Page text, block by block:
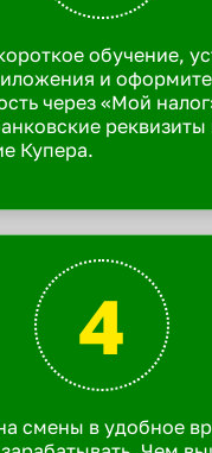
обучение,
и оформите
через «Мой
реквизиты
Купера.
4
смены в удобное